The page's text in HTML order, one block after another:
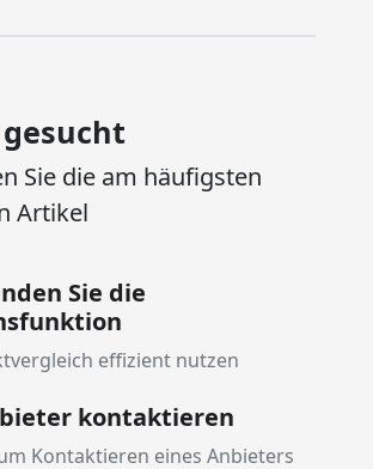
Sie die am häufigsten
Artikel
Sie die
effizient nutzen
kontaktieren
Kontaktieren eines Anbieters